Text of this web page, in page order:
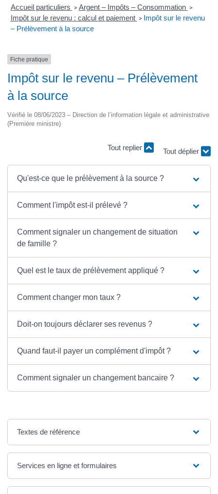
Accueil particuliers > Argent – Impôts – Consommation >
Impôt sur le revenu : calcul et paiement > Impôt sur le revenu
– Prélèvement à la source
Fiche pratique
Impôt sur le revenu – Prélèvement
à la source
Vérifié le 08/06/2023 – Direction de l’information légale et administrative
(Première ministre)
Tout replier
Tout déplier
Qu'est-ce que le prélèvement à la source ?
Comment l'impôt est-il prélevé ?
Comment signaler un changement de situation
de famille ?
Quel est le taux de prélèvement appliqué ?
Comment changer mon taux ?
Doit-on toujours déclarer ses revenus ?
Quand faut-il payer un complément d'impôt ?
Comment signaler un changement bancaire ?
Textes de référence
Services en ligne et formulaires